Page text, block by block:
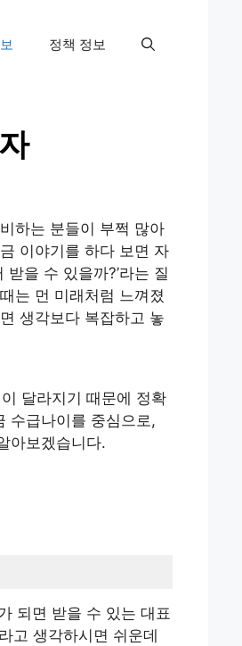
정책 정보
하는 분들이 부쩍 많아
이야기를 하다 보면 자
받을 수 있을까?’라는 질
는 먼 미래처럼 느껴졌
생각보다 복잡하고 놓
달라지기 때문에 정확
수급나이를 중심으로,
아보겠습니다.
되면 받을 수 있는 대표
고 생각하시면 쉬운데